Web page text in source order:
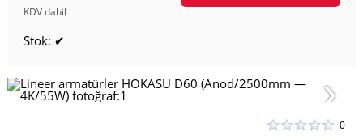
KDV dahil
Stok: ✔
0